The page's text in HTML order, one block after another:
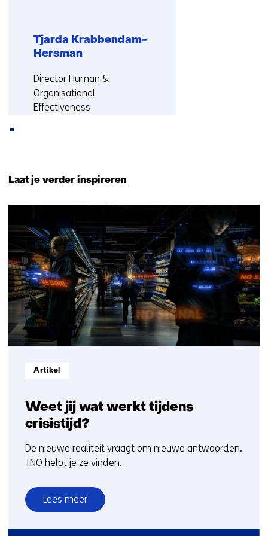
Tjarda Krabbendam-
Hersman
Functie:
Director Human &
Organisational
Effectiveness
(Neem
contact
met
ons
op)
Laat je verder inspireren
resultaten,
getoond
1
t/m
2
Weet jij wat werkt tijdens
crisistijd?
Informatietype:
Artikel
De nieuwe realiteit vraagt om nieuwe antwoorden.
TNO helpt je ze vinden.
Lees meer
over
Weet